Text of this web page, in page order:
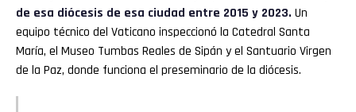
de esa diócesis de esa ciudad entre 2015 y 2023. Un
equipo técnico del Vaticano inspeccionó la Catedral Santa
María, el Museo Tumbas Reales de Sipán y el Santuario Virgen
de la Paz, donde funciona el preseminario de la diócesis.